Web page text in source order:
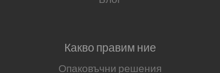
Какво правим ние
Опаковъчни решения